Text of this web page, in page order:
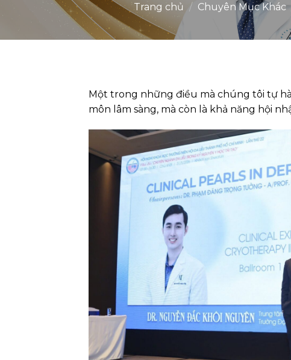
Trang chủ / Chuyên Mục Khác
Một trong những điều mà chúng tôi tự
môn lâm sàng, mà còn là khả năng hội